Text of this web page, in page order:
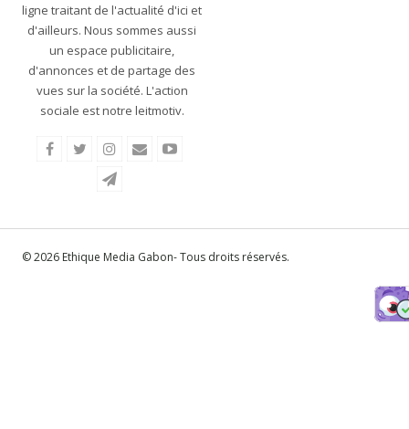
ligne traitant de l'actualité d'ici et
d'ailleurs. Nous sommes aussi
un espace publicitaire,
d'annonces et de partage des
vues sur la société. L'action
sociale est notre leitmotiv.
© 2026 Ethique Media Gabon- Tous droits réservés.